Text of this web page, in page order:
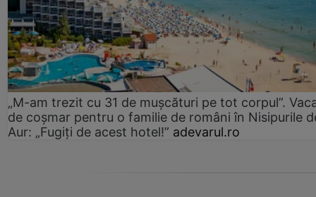
„M-am trezit cu 31 de mușcături pe tot corpul”.
de coșmar pentru o familie de români în Nisipurile
Aur: „Fugiți de acest hotel!” adevarul.ro